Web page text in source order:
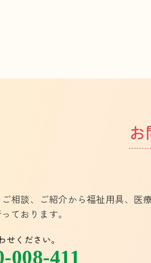
相談、ご紹介から福祉用具、医
ております。
ください。
008-411